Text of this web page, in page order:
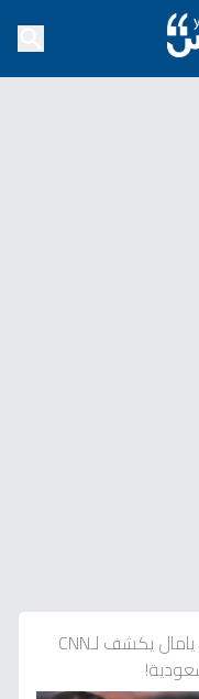
اعتراف صادم: لامين يامال يكشف لـCNN